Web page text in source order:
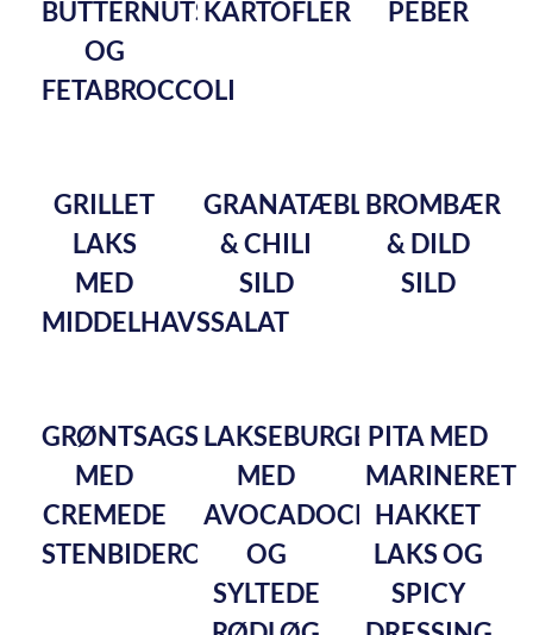
BUTTERNUTSQUASH
OG
FETABROCCOLI
KARTOFLER
PEBER
GRILLET
LAKS
MED
MIDDELHAVSSALAT
GRANATÆBLE
& CHILI
SILD
BROMBÆR
& DILD
SILD
GRØNTSAGSRØSTI
MED
CREMEDE
STENBIDEROGN
LAKSEBURGER
MED
AVOCADOCREME
OG
SYLTEDE
PITA MED
MARINERET
HAKKET
LAKS OG
SPICY